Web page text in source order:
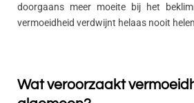
doorgaans meer moeite bij het
vermoeidheid verdwijnt helaas nooit
Wat veroorzaakt